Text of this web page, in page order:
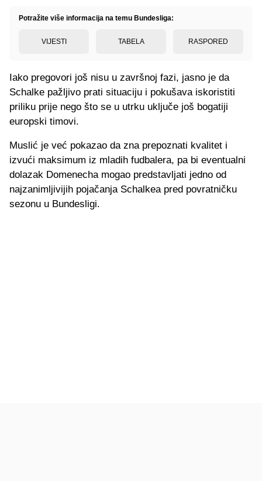
Potražite više informacija na temu Bundesliga:
VIJESTI TABELA RASPORED
Iako pregovori još nisu u završnoj fazi, jasno je da
Schalke pažljivo prati situaciju i pokušava iskoristiti
priliku prije nego što se u utrku uključe još bogatiji
europski timovi.
Muslić je već pokazao da zna prepoznati kvalitet i
izvući maksimum iz mladih fudbalera, pa bi eventualni
dolazak Domenecha mogao predstavljati jedno od
najzanimljivijih pojačanja Schalkea pred povratničku
sezonu u Bundesligi.